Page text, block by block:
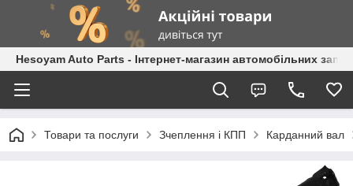
Hesoyam Auto Parts - Інтернет-магазин автомобільних
Товари та послуги Зчеплення і КПП Карданний вал